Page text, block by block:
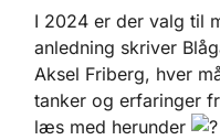
I 2024 er der valg til
anledning skriver
Aksel Friberg, hver
tanker og erfaringer
læs med herunder